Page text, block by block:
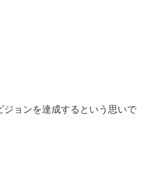
ジョンを達成するという思いで